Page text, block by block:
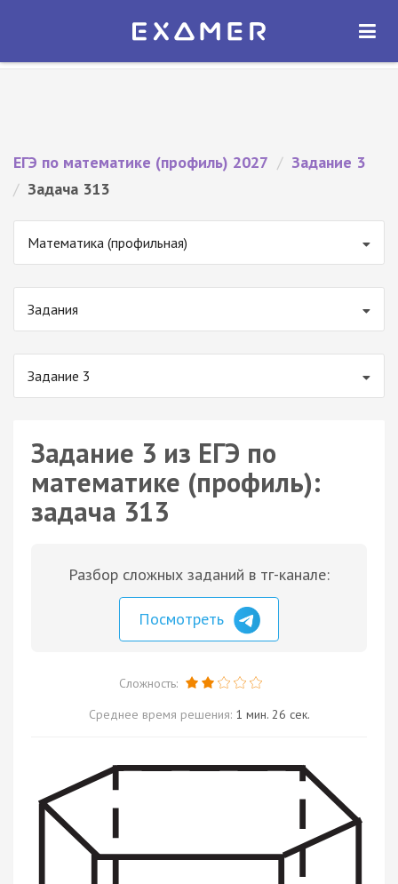
Экзамер — ЕГЭ 2027
ОТКРЫТЬ
ЕГЭ по математике (профиль) 2027 / Задание 3
/ Задача 313
Математика (профильная)
Задания
Задание 3
Задание 3 из ЕГЭ по
математике (профиль):
задача 313
Разбор сложных заданий в тг-канале:
Посмотреть
Сложность:
Среднее время решения: 1 мин. 26 сек.